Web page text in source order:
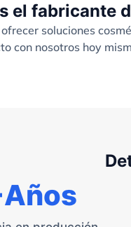
el fabricante
soluciones
con nosotros hoy